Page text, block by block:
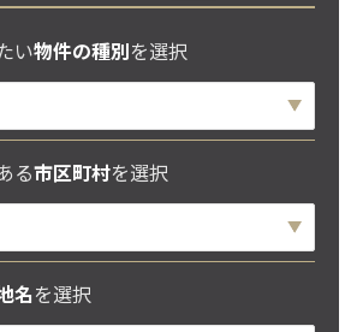
い物件の種別を選択
る市区町村を選択
名を選択